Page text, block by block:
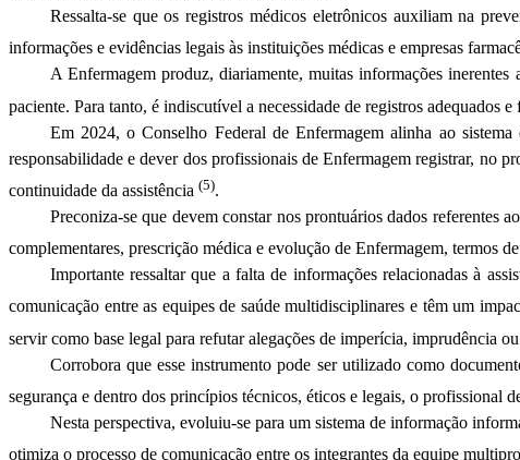
Ressalta-se que os registros médicos eletrônicos auxiliam na
informações e evidências legais às instituições médicas e empresas
A Enfermagem produz, diariamente, muitas informações
paciente. Para tanto, é indiscutível a necessidade de registros adequados
Em 2024, o Conselho Federal de Enfermagem alinha ao
responsabilidade e dever dos profissionais de Enfermagem registrar, no
continuidade da assistência (5).
Preconiza-se que devem constar nos prontuários dados referentes
complementares, prescrição médica e evolução de Enfermagem, termos
Importante ressaltar que a falta de informações relacionadas à
comunicação entre as equipes de saúde multidisciplinares e têm um
servir como base legal para refutar alegações de imperícia, imprudência
Corrobora que esse instrumento pode ser utilizado como
segurança e dentro dos princípios técnicos, éticos e legais, o profissional
Nesta perspectiva, evoluiu-se para um sistema de informação
otimiza o processo de comunicação entre os integrantes da equipe